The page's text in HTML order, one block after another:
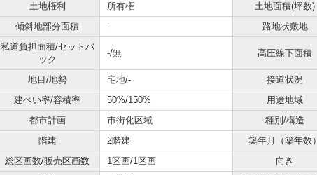
土地権利
所有権 土地面積(坪数)
傾斜地部分面積
- 路地状敷地
私道負担面積/セットバ
ック
-/無 高圧線下面積
地目/地勢 宅地/- 接道状況
建ぺい率/容積率
50%/150% 用途地域
都市計画
市街化区域 種別/構造
階建
2階建 築年月（築年数）
総区画数/販売区画数
1区画/1区画 向き